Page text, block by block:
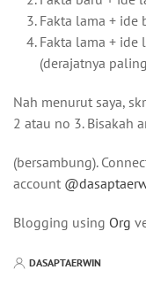
Fakta lama + ide
Fakta lama + ide
(derajatnya
Nah menurut saya,
2 atau no 3. Bisakah
(bersambung).
account
Blogging using Org
DASAPTAERWIN